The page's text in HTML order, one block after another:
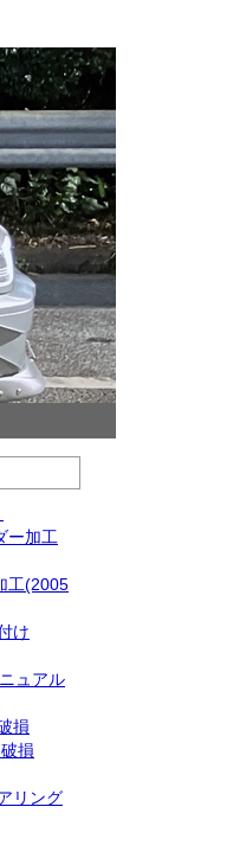
ー加工
工(2005
け
ュアル
損
損
リング